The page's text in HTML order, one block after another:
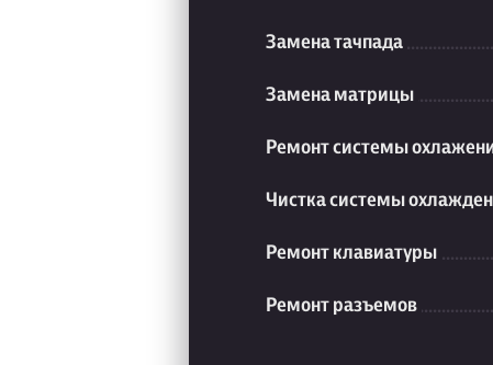
Замена тачпада
Замена матрицы
Ремонт системы
Чистка системы
Ремонт клавиатуры
Ремонт разъемов